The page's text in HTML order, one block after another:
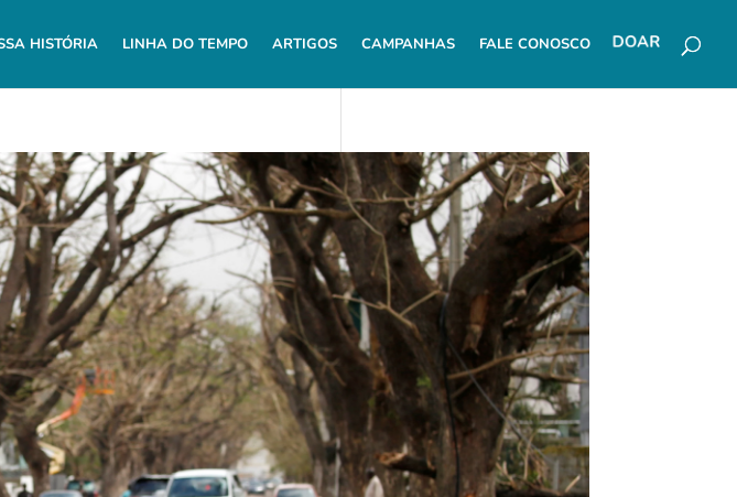
HISTÓRIA LINHA DO TEMPO ARTIGOS CAMPANHAS FALE CONOSCO DOAR